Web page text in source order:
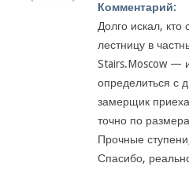
Комментарий:
Долго искал,
лестницу в
Stairs.Moscow —
определиться с
замерщик
точно по
Прочные
Спасибо,